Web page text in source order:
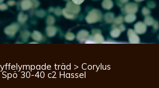
träd > Corylus
30-40 c2 Hassel